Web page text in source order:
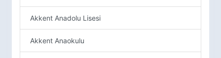
Akkent Anadolu Lisesi
Akkent Anaokulu